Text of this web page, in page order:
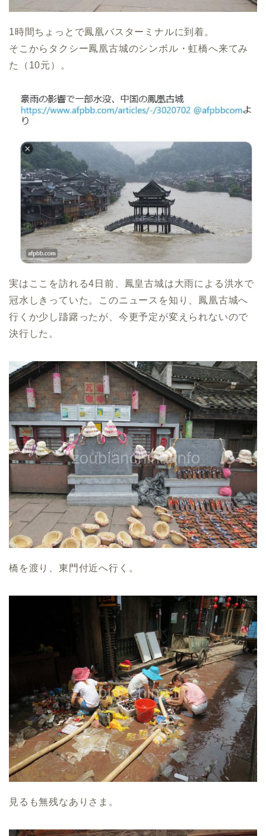
1時間ちょっとで鳳凰バスターミナルに到着。
そこからタクシー鳳凰古城のシンボル・虹橋へ来てみ
た（10元）。
実はここを訪れる4日前、鳳皇古城は大雨による洪水で
冠水しきっていた。このニュースを知り、鳳凰古城へ
行くか少し躊躇ったが、今更予定が変えられないので
決行した。
橋を渡り、東門付近へ行く。
見るも無残なありさま。